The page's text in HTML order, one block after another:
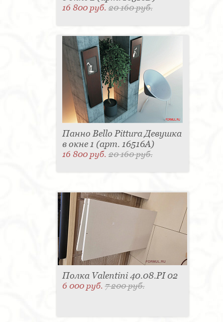
16 800 руб.20 160 руб.
Панно Bello Pittura Девушка
в окне 1 (арт. 16516A)
16 800 руб.20 160 руб.
Полка Valentini 40.08.PI 02
6 000 руб.7 200 руб.